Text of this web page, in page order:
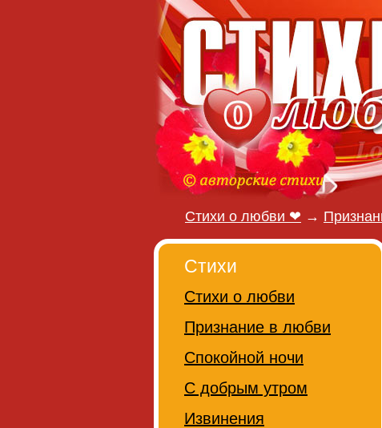
Стихи о любви ❤ →
Стихи
Стихи о любви
Признание в любви
Спокойной ночи
С добрым утром
Извинения